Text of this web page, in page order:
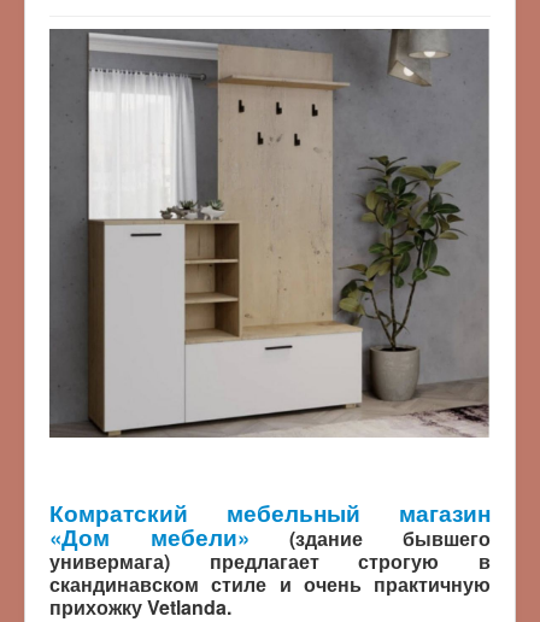
Комратский мебельный магазин
«Дом мебели» (здание бывшего
универмага) предлагает строгую в
скандинавском стиле и очень практичную
прихожку Vetlanda.